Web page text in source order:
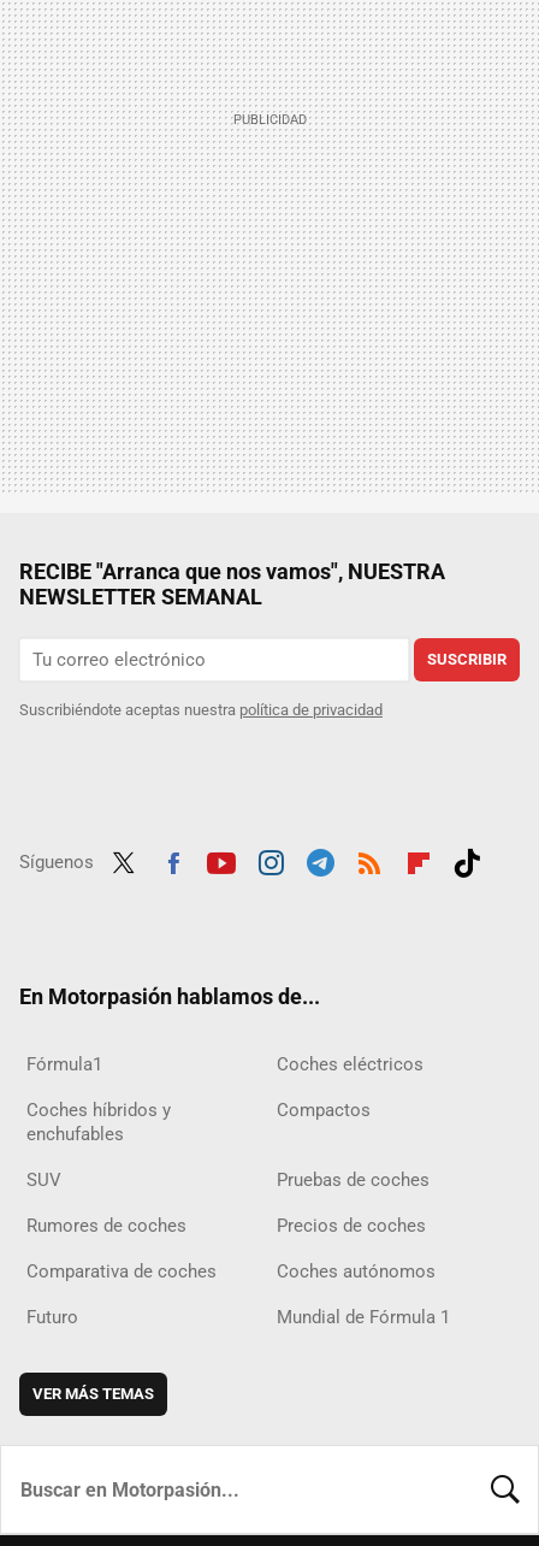
RECIBE "Arranca que nos vamos", NUESTRA
NEWSLETTER SEMANAL
SUSCRIBIR
Suscribiéndote aceptas nuestra política de privacidad
Síguenos
En Motorpasión hablamos de...
Fórmula1 Coches eléctricos
Coches híbridos y
enchufables
Compactos
SUV Pruebas de coches
Rumores de coches Precios de coches
Comparativa de coches Coches autónomos
Futuro Mundial de Fórmula 1
VER MÁS TEMAS